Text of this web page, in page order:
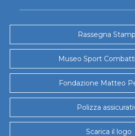
Rassegna
Museo Sport
Fondazione Matteo
Polizza
Scarica il logo